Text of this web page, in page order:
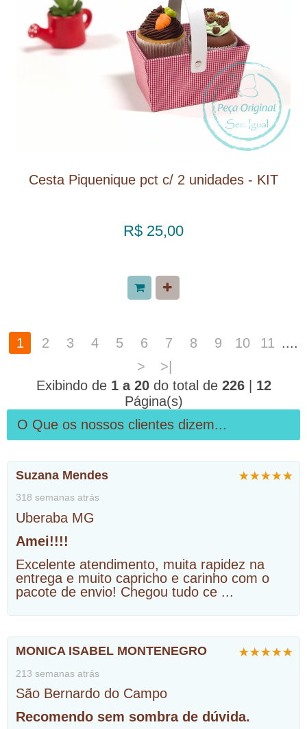
Cesta Piquenique pct c/ 2 unidades - KIT
R$ 25,00
1 2 3 4 5 6 7 8 9 10 11 ....
>
>|
Exibindo de 1 a 20do total de 226| 12
Página(s)
O Que os nossos clientes dizem...
Suzana Mendes
318 semanas atrás
Uberaba MG
Amei!!!!
Excelente atendimento, muita rapidez na
entrega e muito capricho e carinho com o
pacote de envio! Chegou tudo ce ...
MONICA ISABEL MONTENEGRO
213 semanas atrás
São Bernardo do Campo
Recomendo sem sombra de dúvida.